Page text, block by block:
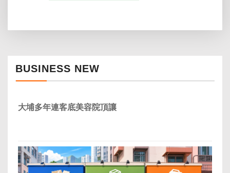
BUSINESS NEW
大埔多年連客底美容院頂讓